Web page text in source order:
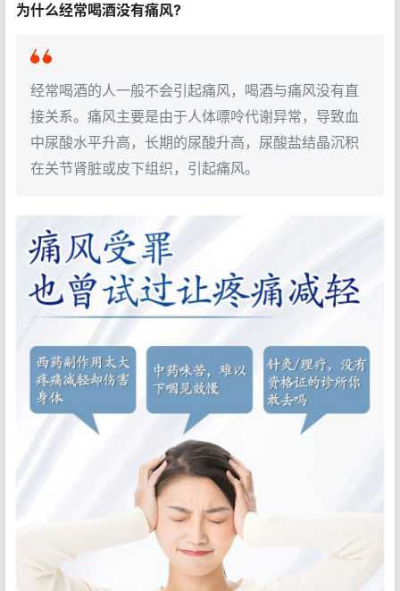
为什么经常喝酒没有痛风?
经常喝酒的人一般不会引起痛风，喝酒与痛风没有直
接关系。痛风主要是由于人体嘌呤代谢异常，导致血
中尿酸水平升高，长期的尿酸升高，尿酸盐结晶沉积
在关节肾脏或皮下组织，引起痛风。